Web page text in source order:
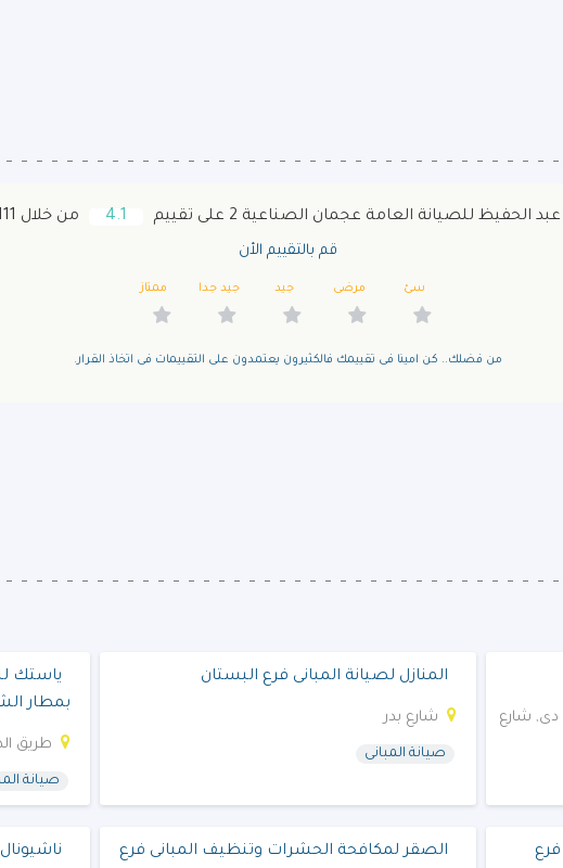
الحفيظ للصيانة العامة عجمان الصناعية 2 على تقييم 4.1 من خلال 111 زائر
قم بالتقييم الأن
سئ مرضى جيد جيد جدا ممتاز
من فضلك.. كن امينا فى تقييمك فالكثيرون يعتمدون على التقييمات فى اتخاذ القرار.
برج دى, شارع
المنازل لصيانة المبانى فرع البستان
شارع بدر
صيانة المبانى
ياستك
بمطار
طريق
صيانة
الصقر لمكافحة الحشرات وتنظيف المبانى فرع